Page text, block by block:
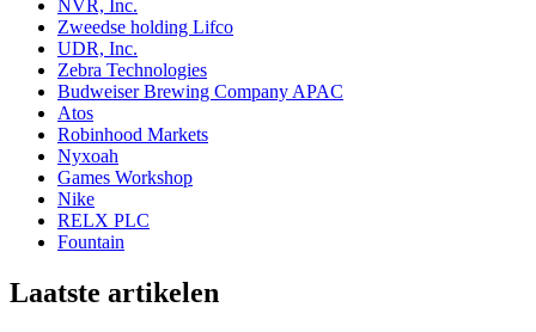
NVR, Inc.
Zweedse holding Lifco
UDR, Inc.
Zebra Technologies
Budweiser Brewing Company APAC
Atos
Robinhood Markets
Nyxoah
Games Workshop
Nike
RELX PLC
Fountain
Laatste artikelen